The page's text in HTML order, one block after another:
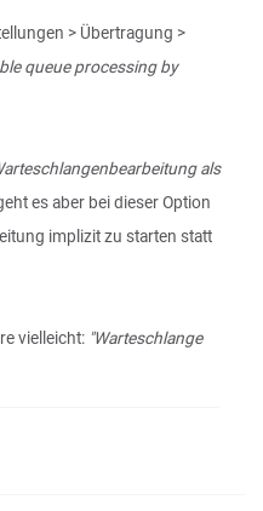
> Übertragung >
queue processing by
als
es aber bei dieser Option
implizit zu starten statt
vielleicht: "Warteschlange